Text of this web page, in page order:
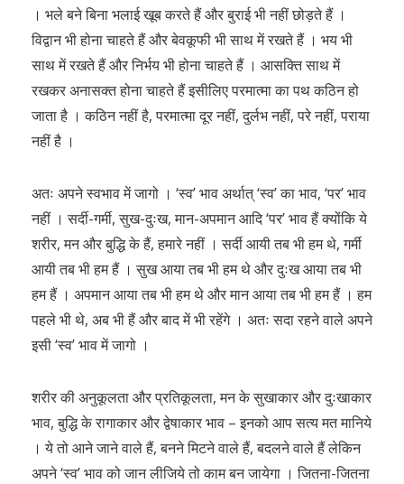
। भले बने बिना भलाई खूब करते हैं और बुराई भी नहीं छोड़ते हैं ।
विद्वान भी होना चाहते हैं और बेवकूफी भी साथ में रखते हैं । भय भी
साथ में रखते हैं और निर्भय भी होना चाहते हैं । आसक्ति साथ में
रखकर अनासक्त होना चाहते हैं इसीलिए परमात्मा का पथ कठिन हो
जाता है । कठिन नहीं है, परमात्मा दूर नहीं, दुर्लभ नहीं, परे नहीं, पराया
नहीं है ।
अतः अपने स्वभाव में जागो । ‘स्व’ भाव अर्थात् ‘स्व’ का भाव, ‘पर’ भाव
नहीं । सर्दी-गर्मी, सुख-दुःख, मान-अपमान आदि ‘पर’ भाव हैं क्योंकि ये
शरीर, मन और बुद्धि के हैं, हमारे नहीं । सर्दी आयी तब भी हम थे, गर्मी
आयी तब भी हम हैं । सुख आया तब भी हम थे और दुःख आया तब भी
हम हैं । अपमान आया तब भी हम थे और मान आया तब भी हम हैं । हम
पहले भी थे, अब भी हैं और बाद में भी रहेंगे । अतः सदा रहने वाले अपने
इसी ‘स्व’ भाव में जागो ।
शरीर की अनुकूलता और प्रतिकूलता, मन के सुखाकार और दुःखाकार
भाव, बुद्धि के रागाकार और द्वेषाकार भाव – इनको आप सत्य मत मानिये
। ये तो आने जाने वाले हैं, बनने मिटने वाले हैं, बदलने वाले हैं लेकिन
अपने ‘स्व’ भाव को जान लीजिये तो काम बन जायेगा । जितना-जितना